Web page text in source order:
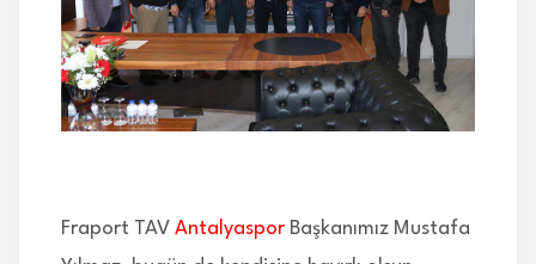
İLETİŞİM
Fraport TAV Antalyaspor Başkanımız Mustafa